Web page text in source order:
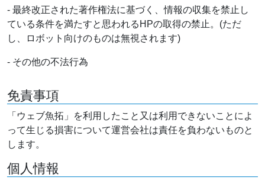
- 最終改正された著作権法に基づく、情報の収集を禁止し
ている条件を満たすと思われるHPの取得の禁止。(ただ
し、ロボット向けのものは無視されます)
- その他の不法行為
免責事項
「ウェブ魚拓」を利用したこと又は利用できないことによ
って生じる損害について運営会社は責任を負わないものと
します。
個人情報